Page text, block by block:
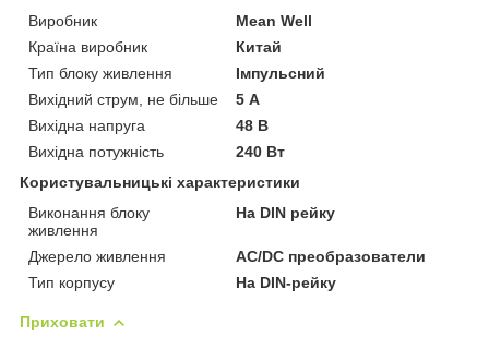
Виробник
Mean Well
Країна виробник
Китай
Тип блоку живлення
Імпульсний
Вихідний струм, не більше
5 А
Вихідна напруга
48 В
Вихідна потужність
240 Вт
Користувальницькі характеристики
Виконання блоку
живлення
На DIN рейку
Джерело живлення
AC/DC преобразователи
Тип корпусу
На DIN-рейку
Приховати